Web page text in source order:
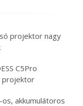
projektor nagy
C5Pro
projektor
akkumulátoros